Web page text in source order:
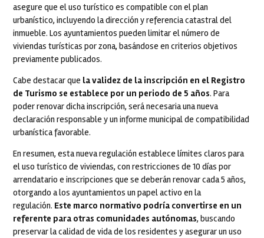
asegure que el uso turístico es compatible con el plan
urbanístico, incluyendo la dirección y referencia catastral del
inmueble. Los ayuntamientos pueden limitar el número de
viviendas turísticas por zona, basándose en criterios objetivos
previamente publicados.
Cabe destacar que la validez de la inscripción en el Registro
de Turismo se establece por un periodo de 5 años. Para
poder renovar dicha inscripción, será necesaria una nueva
declaración responsable y un informe municipal de compatibilidad
urbanística favorable.
En resumen, esta nueva regulación establece límites claros para
el uso turístico de viviendas, con restricciones de 10 días por
arrendatario e inscripciones que se deberán renovar cada 5 años,
otorgando a los ayuntamientos un papel activo en la
regulación. Este marco normativo podría convertirse en un
referente para otras comunidades autónomas, buscando
preservar la calidad de vida de los residentes y asegurar un uso